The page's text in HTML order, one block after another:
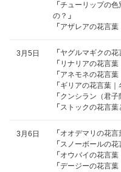
「 チューリップの色
の？ 」
「 アザレアの花言
3月5日 「 ヤグルマギクの
「 リナリアの花言
「 アネモネの花言
「 ギリアの花言葉｜
「 クンシラン（君
「 ストックの花言
3月6日 「 オオデマリの花
「 スノーボールの
「 オウバイの花言
「 デージーの花言葉